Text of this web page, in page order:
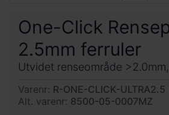
One-Click
2.5mm ferruler
Utvidet renseområde
Varenr: R-ONE-CLICK-ULTRA2.5
Alt. varenr: 8500-05-0007MZ